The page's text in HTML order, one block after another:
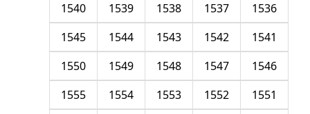
1536
1537
1538
1539
1540
1541
1542
1543
1544
1545
1546
1547
1548
1549
1550
1551
1552
1553
1554
1555